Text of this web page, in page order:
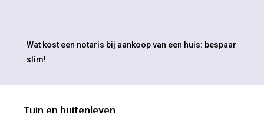
Wat kost een notaris bij aankoop van een huis: bespaar
slim!
Tuin en buitenleven